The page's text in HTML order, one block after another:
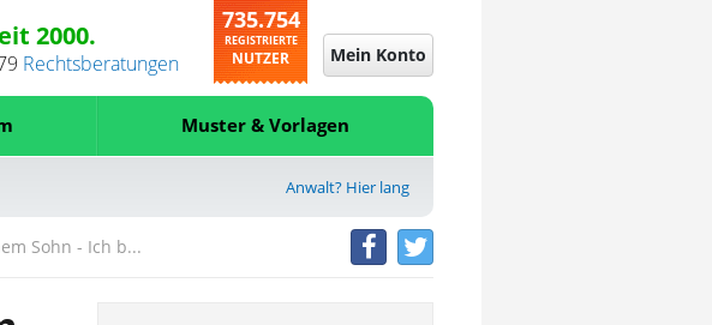
2000.
Rechtsberatungen
735.754
REGISTRIERTE
NUTZER Mein Konto
Muster & Vorlagen
Anwalt? Hier lang
Sohn - Ich b...